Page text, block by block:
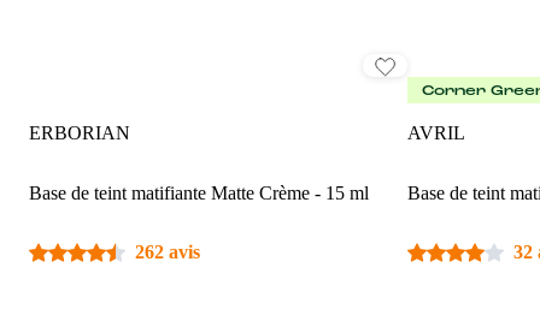
ERBORIAN
Base de teint matifiante Matte Crème - 15 ml
262 avis
Corner
AVRIL
Base de teint
32